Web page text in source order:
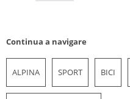
Continua a navigare
ALPINA SPORT BICI